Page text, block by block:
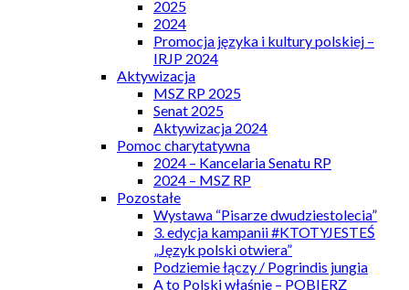
2025
2024
Promocja języka i kultury polskiej –
IRJP 2024
Aktywizacja
MSZ RP 2025
Senat 2025
Aktywizacja 2024
Pomoc charytatywna
2024 – Kancelaria Senatu RP
2024 – MSZ RP
Pozostałe
Wystawa “Pisarze dwudziestolecia”
3. edycja kampanii #KTOTYJESTEŚ
„Język polski otwiera”
Podziemie łączy / Pogrindis jungia
A to Polski właśnie – POBIERZ